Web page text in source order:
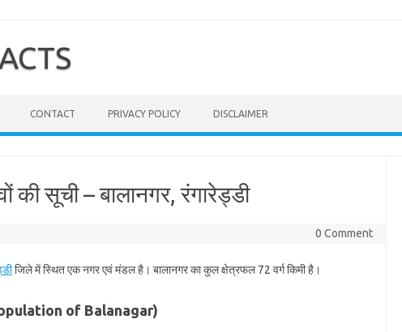
CONTACT PRIVACY POLICY DISCLAIMER
की सूची – बालानगर, रंगारेड्डी
0 Comment
जिले में स्थित एक नगर एवं मंडल है। बालानगर का कुल क्षेत्रफल 72 वर्ग किमी है।
of Balanagar)